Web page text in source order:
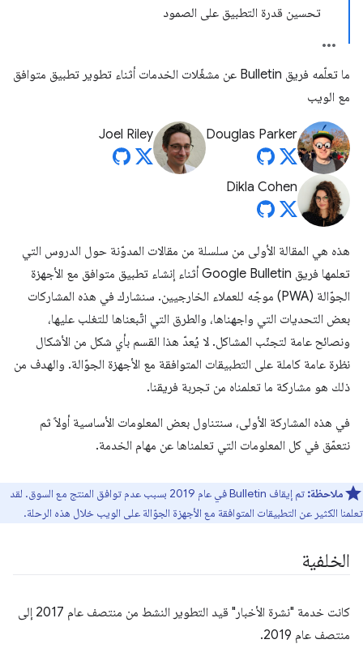
تحسين قدرة التطبيق على الصمود
ما تعلّمه فريق Bulletin عن مشغّلات الخدمات أثناء تطوير تطبيق متوافق
مع الويب
Douglas Parker
Joel Riley
Dikla Cohen
هذه هي المقالة الأولى من سلسلة من مقالات المدوّنة حول الدروس التي
تعلمها فريق Google Bulletin أثناء إنشاء تطبيق متوافق مع الأجهزة
الجوّالة (PWA) موجّه للعملاء الخارجيين. سنشارك في هذه المشاركات
بعض التحديات التي واجهناها، والطرق التي اتّبعناها للتغلب عليها،
ونصائح عامة لتجنّب المشاكل. لا يُعدّ هذا القسم بأي شكل من الأشكال
نظرة عامة كاملة على التطبيقات المتوافقة مع الأجهزة الجوّالة. والهدف من
ذلك هو مشاركة ما تعلمناه من تجربة فريقنا.
في هذه المشاركة الأولى، سنتناول بعض المعلومات الأساسية أولاً ثم
نتعمّق في كل المعلومات التي تعلمناها عن مهام الخدمة.
ملاحظة:
تم إيقاف Bulletin في عام 2019 بسبب عدم توافق المنتج مع السوق. لقد
تعلمنا الكثير عن التطبيقات المتوافقة مع الأجهزة الجوّالة على الويب خلال هذه الرحلة.
الخلفية
كانت خدمة "نشرة الأخبار" قيد التطوير النشط من منتصف عام 2017 إلى
منتصف عام 2019.